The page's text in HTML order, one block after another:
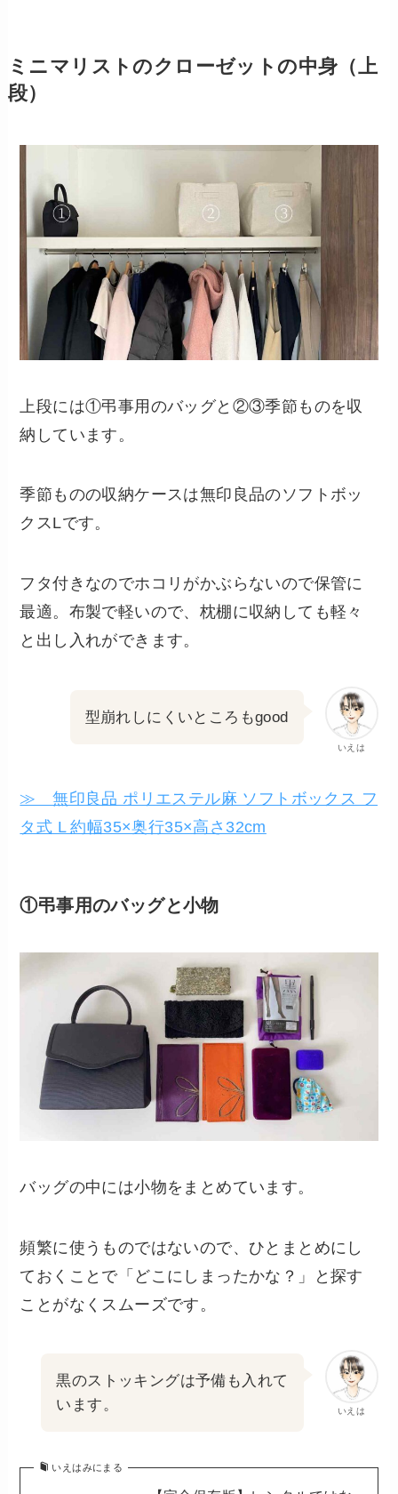
ミニマリストのクローゼットの中身（上
段）
上段には①弔事用のバッグと②③季節ものを収
納しています。
季節ものの収納ケースは無印良品のソフトボッ
クスLです。
フタ付きなのでホコリがかぶらないので保管に
最適。布製で軽いので、枕棚に収納しても軽々
と出し入れができます。
いえは
型崩れしにくいところもgood
≫ 無印良品 ポリエステル麻 ソフトボックス フ
タ式 L 約幅35×奥行35×高さ32cm
①弔事用のバッグと小物
バッグの中には小物をまとめています。
頻繁に使うものではないので、ひとまとめにし
ておくことで「どこにしまったかな？」と探す
ことがなくスムーズです。
いえは
黒のストッキングは予備も入れて
います。
いえはみにまる